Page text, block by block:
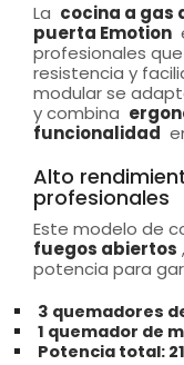
La cocina a gas
puerta Emotion
profesionales
resistencia y
modular se
y combina
funcionalidad
Alto
profesionales
Este modelo de
fuegos abiertos
potencia para
3 quemadores
1 quemador de
Potencia total: